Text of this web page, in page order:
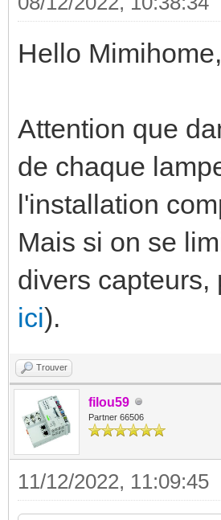
Hello Mimihome,
Attention que
de chaque
l'installation
Mais si on se
divers capteurs,
ici).
Trouver
filou59
Partner 66506
11/12/2022, 11:09:45